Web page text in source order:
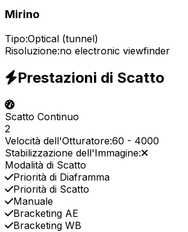
Mirino
Tipo:Optical (tunnel)
Risoluzione:no electronic viewfinder
Prestazioni di Scatto
Scatto Continuo
2
Velocità dell'Otturatore:60 - 4000
Stabilizzazione dell'Immagine:
Modalità di Scatto
Priorità di Diaframma
Priorità di Scatto
Manuale
Bracketing AE
Bracketing WB